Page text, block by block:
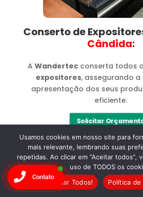
Conserto de
Cândida​:
AWandertec conserta todos
expositores, assegurando
apresentação dos seus
eficiente.
Solicitar
Usamos cookies em nosso site para
mais relevante, lembrando suas
repetidas. Ao clicar em “Aceitar todos”,
uso de TODOS os
Aceitar Todos!
Política de
Contato